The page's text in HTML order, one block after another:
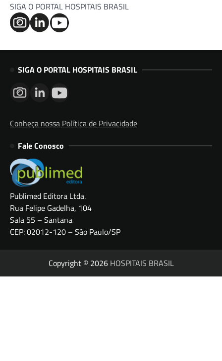
SIGA O PORTAL HOSPITAIS BRASIL
SIGA O PORTAL HOSPITAIS BRASIL
Conheça nossa Política de Privacidade
Fale Conosco
Publimed Editora Ltda.
Rua Felipe Gadelha, 104
Sala 55 – Santana
CEP: 02012-120 – São Paulo/SP
Copyright © 2026 HOSPITAIS BRASIL